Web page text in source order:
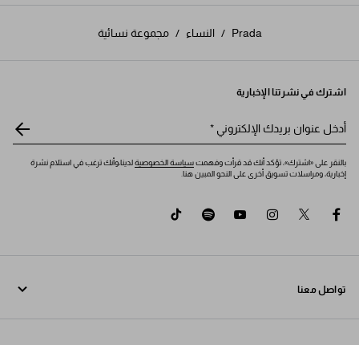
Prada
/ النساء / مجموعة نسائية
اشترك في نشرتنا الإخبارية
أدخل عنوان بريدك الإلكتروني *
بالنقر على «اشترك»، تؤكد أنك قد قرأت وفهمتسياسة الخصوصيةلدينا،وأنك ترغب في استلام نشرة
إخبارية، ومراسلات تسويق أخرى على النحو المبين هنا.
facebook
twitter
instagram
youtube
spotify
تواصل معنا